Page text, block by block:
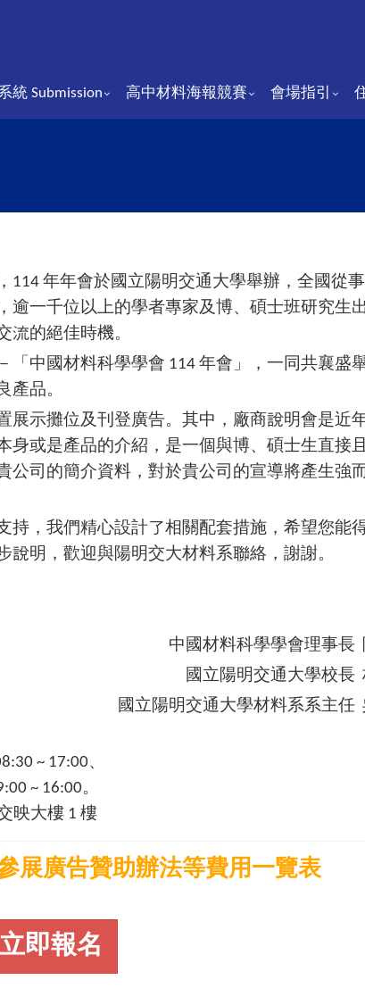
統 Submission ⾼中材料海報競賽 會場指引
年年會於國立陽明交通大學舉辦，全國從
逾一千位以上的學者專家及博、碩士班研究生
流的絕佳時機。
中國材料科學學會 114 年會」，一同共襄盛
產品。
展示攤位及刊登廣告。其中，廠商說明會是近
身或是產品的介紹，是一個與博、碩士生直接
公司的簡介資料，對於貴公司的宣導將產生強
持，我們精心設計了相關配套措施，希望您能
明，歡迎與陽明交大材料系聯絡，謝謝。
中國材料科學學會理事長
國立陽明交通大學校長
國立陽明交通大學材料系系主任
~ 17:00、
~ 16:00。
映大樓 1 樓
展廣告贊助辦法等費用一覽表
即報名